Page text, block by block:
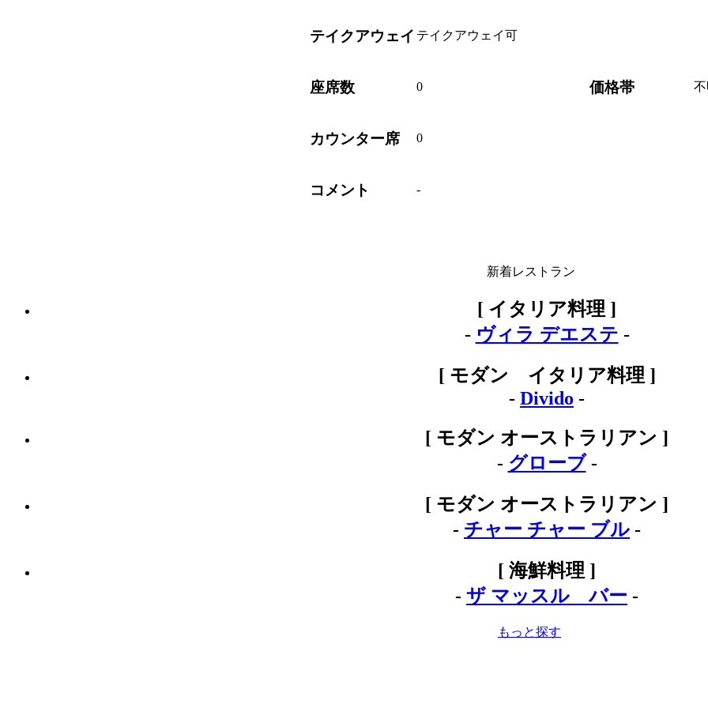
テイクアウェイ テイクアウェイ可
座席数 0 価格帯
カウンター席 0
コメント -
新着レストラン
[ イタリア料理 ]
- ヴィラ デエステ -
[ モダン イタリア料理 ]
- Divido -
[ モダン オーストラリアン ]
- グローブ-
[ モダン オーストラリアン ]
- チャー チャー ブル -
[ 海鮮料理 ]
- ザ マッスル バー -
もっと探す